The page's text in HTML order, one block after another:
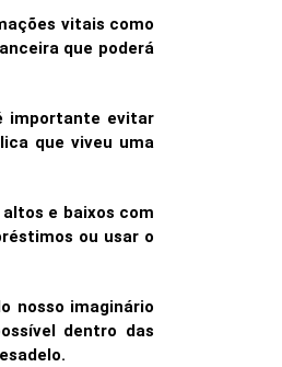
vitais como
que poderá
importante evitar
que viveu uma
e baixos com
ou usar o
nosso imaginário
dentro das